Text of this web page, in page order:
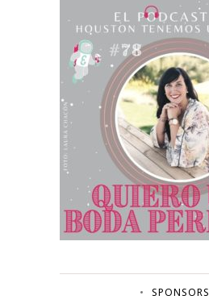
SPONSORS